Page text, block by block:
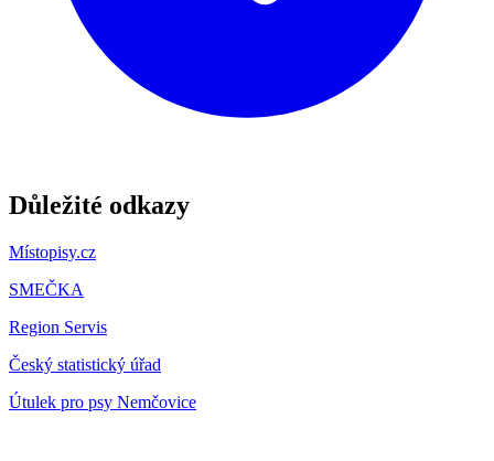
Důležité odkazy
Místopisy.cz
SMEČKA
Region Servis
Český statistický úřad
Útulek pro psy Nemčovice